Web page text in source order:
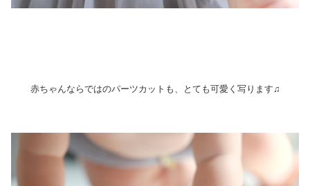
赤ちゃんならではのパーツカットも、とても可愛く写ります♫